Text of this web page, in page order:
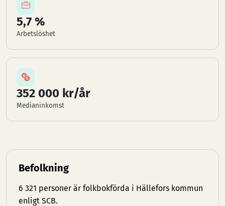
5,7 %
Arbetslöshet
352 000 kr/år
Medianinkomst
Befolkning
6 321 personer är folkbokförda i Hällefors kommun
enligt SCB.